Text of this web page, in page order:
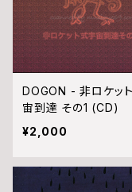
DOGON - 非ロケッ
宙到達 その1 (CD)
¥2,000